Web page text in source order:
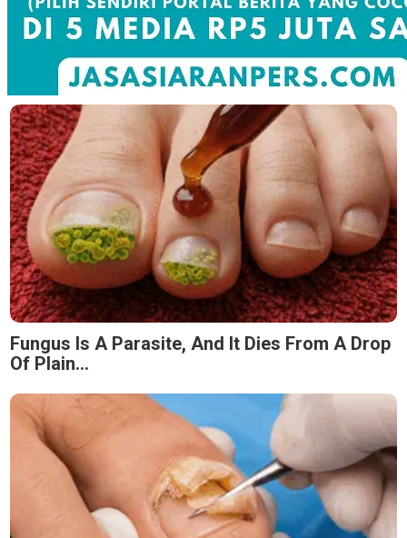
Fungus Is A Parasite, And It Dies From A Drop
Of Plain...